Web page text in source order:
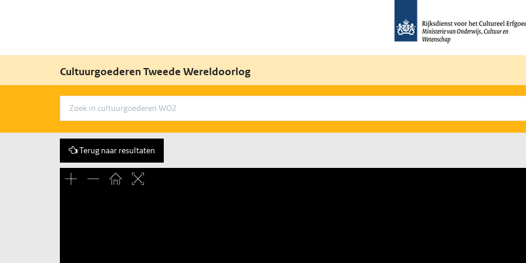
Cultuurgoederen Tweede Wereldoorlog
Terug naar resultaten